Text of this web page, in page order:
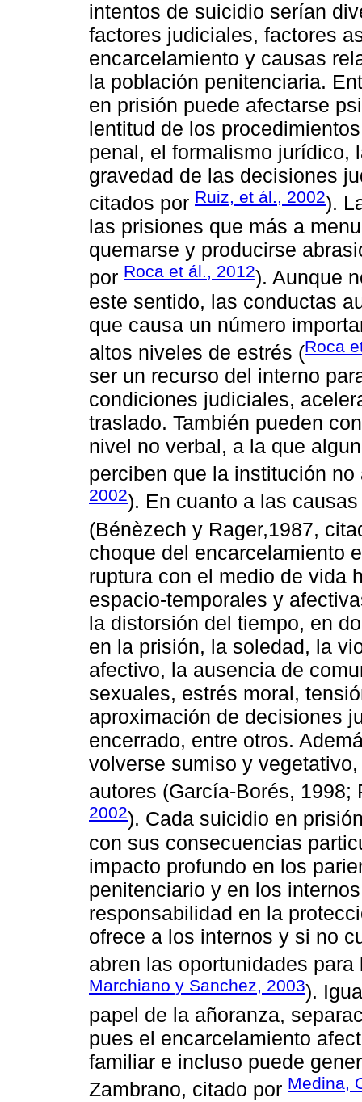
intentos de suicidio serían
factores judiciales, factores
encarcelamiento y causas
la población penitenciaria.
en prisión puede afectarse
lentitud de los
penal, el formalismo jurídico,
gravedad de las decisiones
citados por Ruiz, et ál., 2002).
las prisiones que más a
quemarse y producirse
por Roca et ál., 2012). Aunque
este sentido, las conductas
que causa un número
altos niveles de estrés (Roca
ser un recurso del interno
condiciones judiciales,
traslado. También pueden
nivel no verbal, a la que
perciben que la institución
2002). En cuanto a las
(Bénèzech y Rager,1987,
choque del encarcelamiento
ruptura con el medio de vida
espacio-temporales y
la distorsión del tiempo, en
en la prisión, la soledad, la
afectivo, la ausencia de
sexuales, estrés moral,
aproximación de decisiones
encerrado, entre otros.
volverse sumiso y
autores (García-Borés,
2002). Cada suicidio en
con sus consecuencias
impacto profundo en los
penitenciario y en los
responsabilidad en la
ofrece a los internos y si no
abren las oportunidades
Marchiano y Sanchez, 2003).
papel de la añoranza,
pues el encarcelamiento
familiar e incluso puede
Zambrano, citado por Medina,